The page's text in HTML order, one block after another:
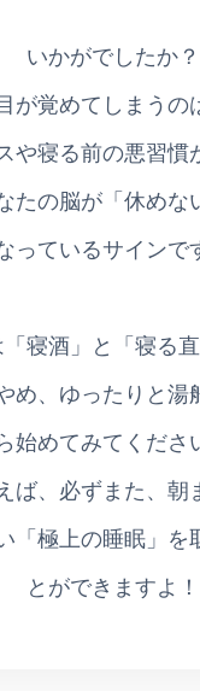
いかがでしたか？
が覚めてしまうの
や寝る前の悪習慣
たの脳が「休めな
っているサインで
「寝酒」と「寝る
め、ゆったりと湯
始めてみてくださ
ば、必ずまた、朝
「極上の睡眠」を
とができますよ！